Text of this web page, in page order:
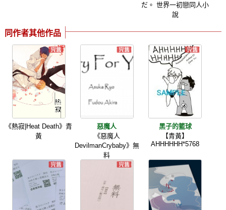
だ。 世界一初戀同人小
說
同作者其他作品
《熱寂|Heat Death》青
黃
惡魔人
《惡魔人
DevilmanCrybaby》無
料
黑子的籃球
【青黃】
AHHHHHH*5768